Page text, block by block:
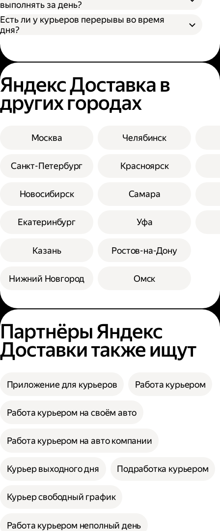
выполнять за день?
Есть ли у курьеров перерывы во время
дня?
Яндекс Доставка в
других городах
Москва
Санкт-Петербург
Новосибирск
Екатеринбург
Казань
Нижний Новгород
Челябинск
Красноярск
Самара
Уфа
Ростов-на-Дону
Омск
Партнёры Яндекс
Доставки также ищут
Приложение для курьеров Работа курьером
Работа курьером на своём авто
Работа курьером на авто компании
Курьер выходного дня Подработка курьером
Курьер свободный график
Работа курьером неполный день